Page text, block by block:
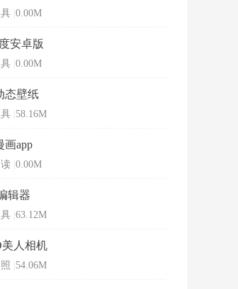
0.00M
安卓版
0.00M
态壁纸
58.16M
画app
0.00M
辑器
63.12M
美人相机
54.06M